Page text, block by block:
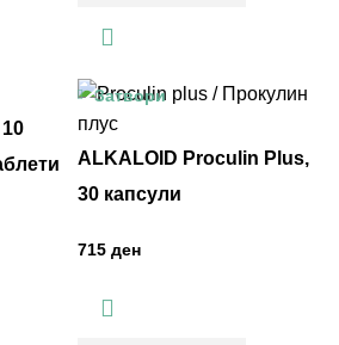
Затвори
ALKALOID Proculin Plus,
30 капсули
ден